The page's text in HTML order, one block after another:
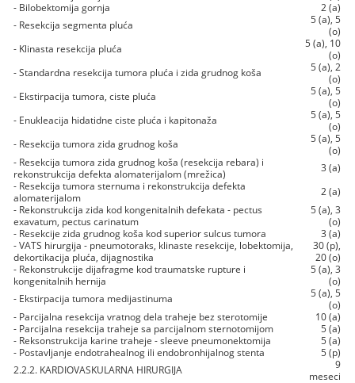
- Bilobektomija gornja
2 (a)
- Resekcija segmenta pluća
5 (a), 5
(o)
- Klinasta resekcija pluća
5 (a), 10
(o)
- Standardna resekcija tumora pluća i zida grudnog koša
5 (a), 2
(o)
- Ekstirpacija tumora, ciste pluća
5 (a), 5
(o)
- Enukleacija hidatidne ciste pluća i kapitonaža
5 (a), 5
(o)
- Resekcija tumora zida grudnog koša
5 (a), 5
(o)
- Resekcija tumora zida grudnog koša (resekcija rebara) i
rekonstrukcija defekta alomaterijalom (mrežica)
3 (a)
- Resekcija tumora sternuma i rekonstrukcija defekta
alomaterijalom
2 (a)
- Rekonstrukcija zida kod kongenitalnih defekata - pectus
exavatum, pectus carinatum
5 (a), 3
(o)
- Resekcije zida grudnog koša kod superior sulcus tumora
3 (a)
- VATS hirurgija - pneumotoraks, klinaste resekcije, lobektomija,
dekortikacija pluća, dijagnostika
30 (p),
20 (o)
- Rekonstrukcije dijafragme kod traumatske rupture i
kongenitalnih hernija
5 (a), 3
(o)
- Ekstirpacija tumora medijastinuma
5 (a), 5
(o)
- Parcijalna resekcija vratnog dela traheje bez sterotomije
10 (a)
- Parcijalna resekcija traheje sa parcijalnom sternotomijom
5 (a)
- Reksonstrukcija karine traheje - sleeve pneumonektomija
5 (a)
- Postavljanje endotrahealnog ili endobronhijalnog stenta
5 (p)
2.2.2. KARDIOVASKULARNA HIRURGIJA
9
meseci